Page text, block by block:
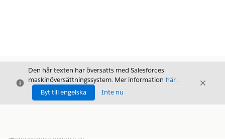
Stäng
Den här texten har översatts med Salesforces
maskinöversättningssystem. Mer information här.
Byt till engelska
Inte nu
Stäng
Innehållsförteckningar